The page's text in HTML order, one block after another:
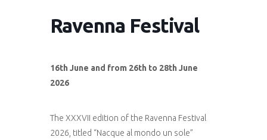
Ravenna Festival
16th June and from 26th to 28th June
2026
The XXXVII edition of the Ravenna Festival
2026, titled “Nacque al mondo un sole”